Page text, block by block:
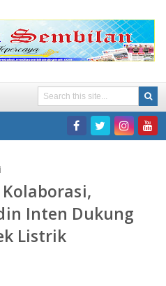
Inten Dukung
Listrik